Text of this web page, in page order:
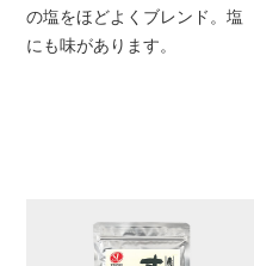
の塩をほどよくブレンド。塩
にも味があります。